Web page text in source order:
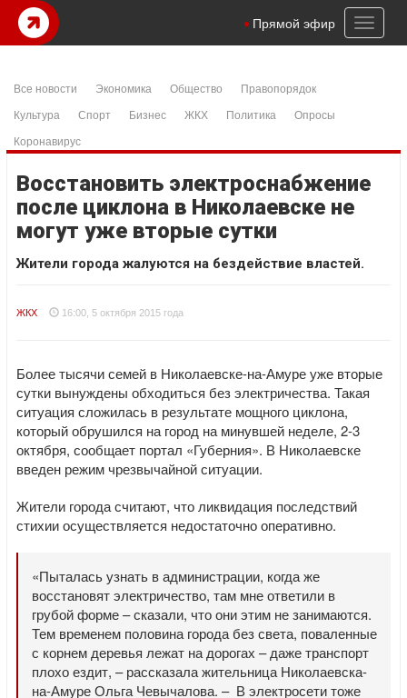
Toggle
Прямой эфир
Все новости Экономика Общество
Правопорядок
Культура
Спорт Бизнес ЖКХ Политика
Опросы
Коронавирус
Восстановить электроснабжение
после циклона в Николаевске не
могут уже вторые сутки
Жители города жалуются на бездействие властей.
ЖКХ 16:00, 5 октября 2015 года
Более тысячи семей в Николаевске-на-Амуре уже вторые
сутки вынуждены обходиться без электричества. Такая
ситуация сложилась в результате мощного циклона,
который обрушился на город на минувшей неделе, 2-3
октября, сообщает портал «Губерния». В Николаевске
введен режим чрезвычайной ситуации.
Жители города считают, что ликвидация последствий
стихии осуществляется недостаточно оперативно.
«Пыталась узнать в администрации, когда же
восстановят электричество, там мне ответили в
грубой форме – сказали, что они этим не занимаются.
Тем временем половина города без света, поваленные
с корнем деревья лежат на дорогах – даже транспорт
плохо ездит, – рассказала жительница Николаевска-
на-Амуре Ольга Чевычалова. – В электросети тоже